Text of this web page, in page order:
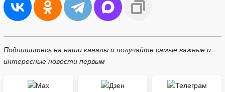
Подпишитесь на наши каналы и получайте самые важные и
интересные новости первым